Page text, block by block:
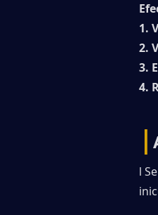
1.
2.
3.
4.
|
l